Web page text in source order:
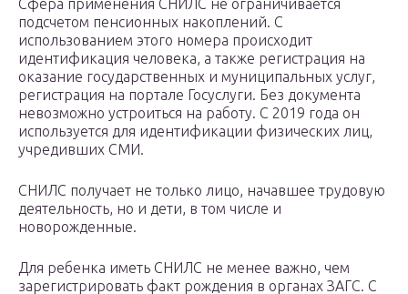
Сфера применения СНИЛС не ограничивается
подсчетом пенсионных накоплений. С
использованием этого номера происходит
идентификация человека, а также регистрация на
оказание государственных и муниципальных услуг,
регистрация на портале Госуслуги. Без документа
невозможно устроиться на работу. С 2019 года он
используется для идентификации физических лиц,
учредивших СМИ.
СНИЛС получает не только лицо, начавшее трудовую
деятельность, но и дети, в том числе и
новорожденные.
Для ребенка иметь СНИЛС не менее важно, чем
зарегистрировать факт рождения в органах ЗАГС. С